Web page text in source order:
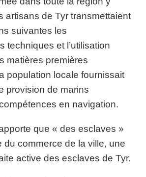
artisans de Tyr transmettaient
suivantes les
techniques et l’utilisation
matières premières
population locale fournissait
provision de marins
en navigation.
que « des esclaves »
du commerce de la ville, une
active des esclaves de Tyr.